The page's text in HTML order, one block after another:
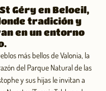
Géry en Beloeil,
tradición y
en un entorno
más bellos de Valonia, la
del Parque Natural de las
y sus hijas le invitan a